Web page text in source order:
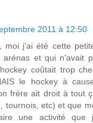
2011 à 12:50
moi j'ai été cette
arénas et qui n'avait
coûtait trop
le hockey à
frère ait droit à tout
tournois, etc) et que
une activité que